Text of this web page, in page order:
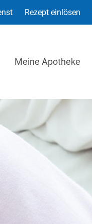
Rezept einlösen
Meine Apotheke